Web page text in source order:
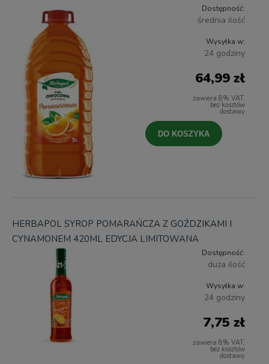
Dostępność:
średnia ilość
Wysyłka w:
24 godziny
64,99 zł
zawiera 8% VAT,
bez kosztów
dostawy
DO KOSZYKA
HERBAPOL SYROP POMARAŃCZA Z GOŹDZIKAMI I
CYNAMONEM 420ML EDYCJA LIMITOWANA
Dostępność:
duża ilość
Wysyłka w:
24 godziny
7,75 zł
zawiera 8% VAT,
bez kosztów
dostawy